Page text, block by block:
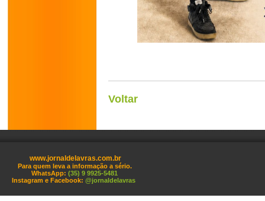
Voltar
www.jornaldelavras.com.br
Para quem leva a informação a sério.
WhatsApp: (35) 9 9925-5481
Instagram e Facebook: @jornaldelavras